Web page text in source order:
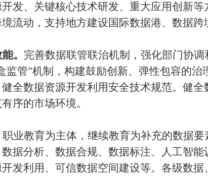
发、关键核心技术研发、重大应用创新
流动，支持地方建设国际数据港、数据跨
。 完善数据联管联治机制，强化部门协
监管”机制，构建鼓励创新、弹性包容的
全数据资源开发利用安全技术规范。健
序的市场环境。
业教育为主体，继续教育为补充的数据
据分析、数据合规、数据标注、人工智
发利用、可信数据空间建设等。各级数